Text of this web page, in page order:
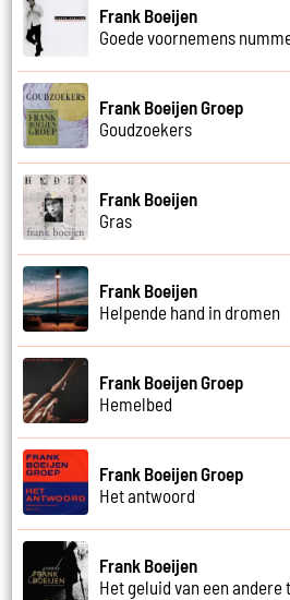
Frank Boeijen
Goede voornemens
Frank Boeijen Groep
Goudzoekers
Frank Boeijen
Gras
Frank Boeijen
Helpende hand in dromen
Frank Boeijen Groep
Hemelbed
Frank Boeijen Groep
Het antwoord
Frank Boeijen
Het geluid van een andere